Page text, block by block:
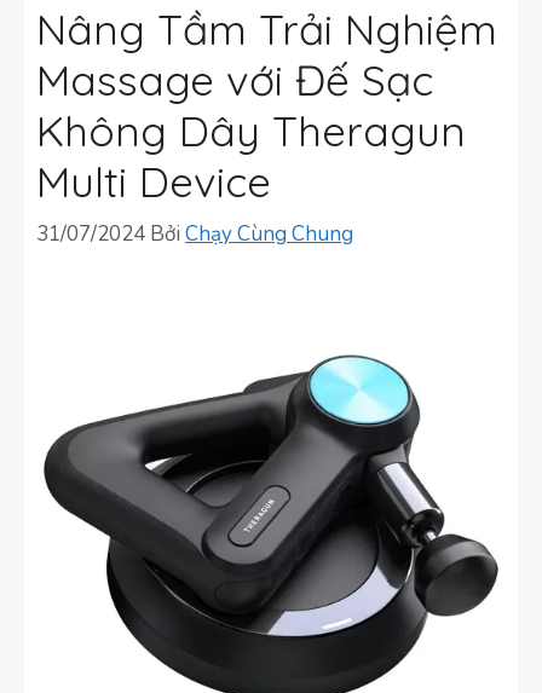
Nâng Tầm Trải Nghiệm
Massage với Đế Sạc
Không Dây Theragun
Multi Device
31/07/2024 Bởi Chạy Cùng Chung